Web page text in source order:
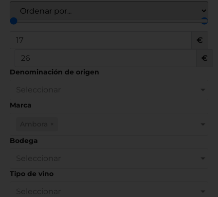
€
€
Denominación de origen
Seleccionar
Marca
Bodega
Seleccionar
Tipo de vino
Seleccionar